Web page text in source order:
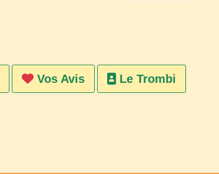
Vos Avis Le Trombi